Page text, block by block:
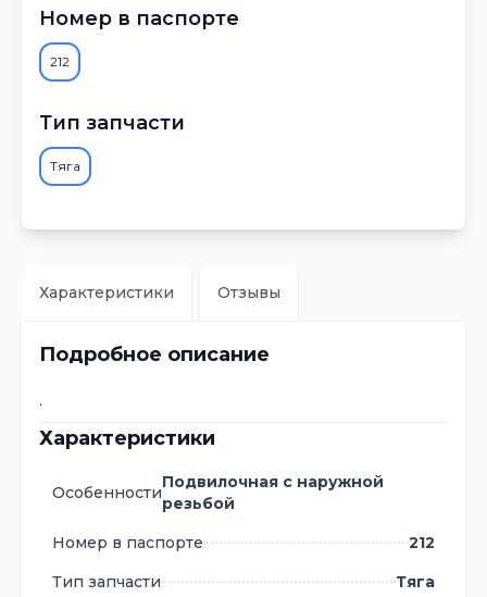
Номер в паспорте
212
Тип запчасти
Тяга
Характеристики Отзывы
Подробное описание
.
Характеристики
Особенности
Подвилочная с наружной
резьбой
Номер в паспорте
212
Тип запчасти
Тяга